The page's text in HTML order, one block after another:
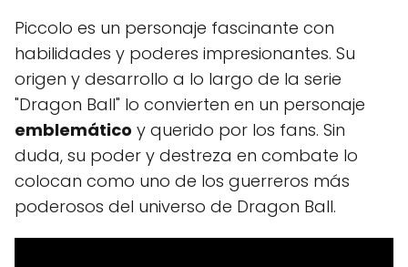
Piccolo es un personaje fascinante con
habilidades y poderes impresionantes. Su
origen y desarrollo a lo largo de la serie
"Dragon Ball" lo convierten en un personaje
emblemático y querido por los fans. Sin
duda, su poder y destreza en combate lo
colocan como uno de los guerreros más
poderosos del universo de Dragon Ball.